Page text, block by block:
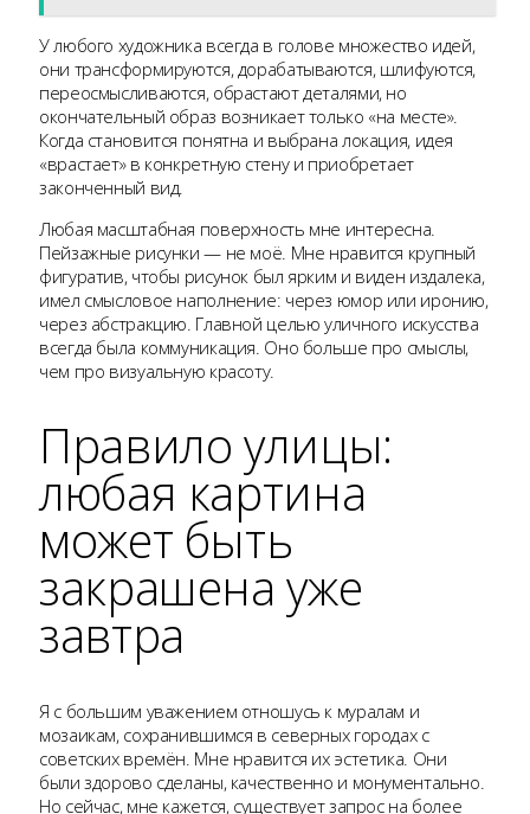
У любого художника всегда в голове множество идей,
они трансформируются, дорабатываются, шлифуются,
переосмысливаются, обрастают деталями, но
окончательный образ возникает только «на месте».
Когда становится понятна и выбрана локация, идея
«врастает» в конкретную стену и приобретает
законченный вид.
Любая масштабная поверхность мне интересна.
Пейзажные рисунки — не моё. Мне нравится крупный
фигуратив, чтобы рисунок был ярким и виден издалека,
имел смысловое наполнение: через юмор или иронию,
через абстракцию. Главной целью уличного искусства
всегда была коммуникация. Оно больше про смыслы,
чем про визуальную красоту.
Правило улицы:
любая картина
может быть
закрашена уже
завтра
Я с большим уважением отношусь к муралам и
мозаикам, сохранившимся в северных городах с
советских времён. Мне нравится их эстетика. Они
были здорово сделаны, качественно и монументально.
Но сейчас, мне кажется, существует запрос на более